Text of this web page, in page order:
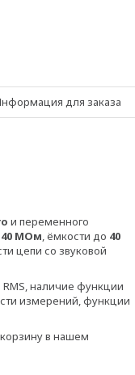
для заказа
и переменного
40 МОм, ёмкости до 40
цепи со звуковой
наличие функции
измерений, функции
в нашем